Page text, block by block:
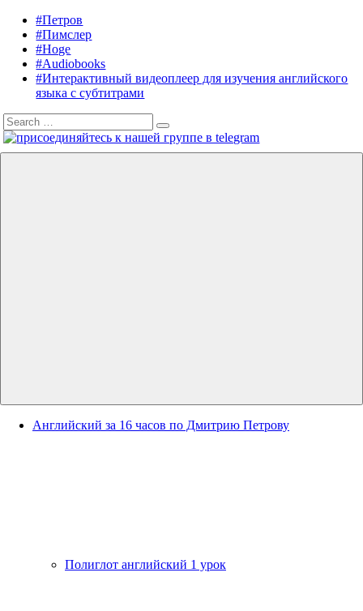
content
Listening
English
Audiobooks
English,
Petrov
English
#Петров
#Пимслер
#Hoge
#Audiobooks
#Интерактивный видеоплеер для изучения английского
языка с субтитрами
Search
for:
Search
Английский за 16 часов по Дмитрию Петрову
Полиглот английский 1 урок